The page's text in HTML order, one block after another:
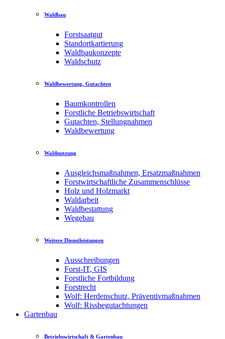
Waldbau
Forstsaatgut
Standortkartierung
Waldbaukonzepte
Waldschutz
Waldbewertung, Gutachten
Baumkontrollen
Forstliche Betriebswirtschaft
Gutachten, Stellungnahmen
Waldbewertung
Waldnutzung
Ausgleichsmaßnahmen, Ersatzmaßnahmen
Forstwirtschaftliche Zusammenschlüsse
Holz und Holzmarkt
Waldarbeit
Waldbestattung
Wegebau
Weitere Dienstleistungen
Ausschreibungen
Forst-IT, GIS
Forstliche Fortbildung
Forstrecht
Wolf: Herdenschutz, Präventivmaßnahmen
Wolf: Rissbegutachtungen
Gartenbau
Betriebswirtschaft & Gartenbau